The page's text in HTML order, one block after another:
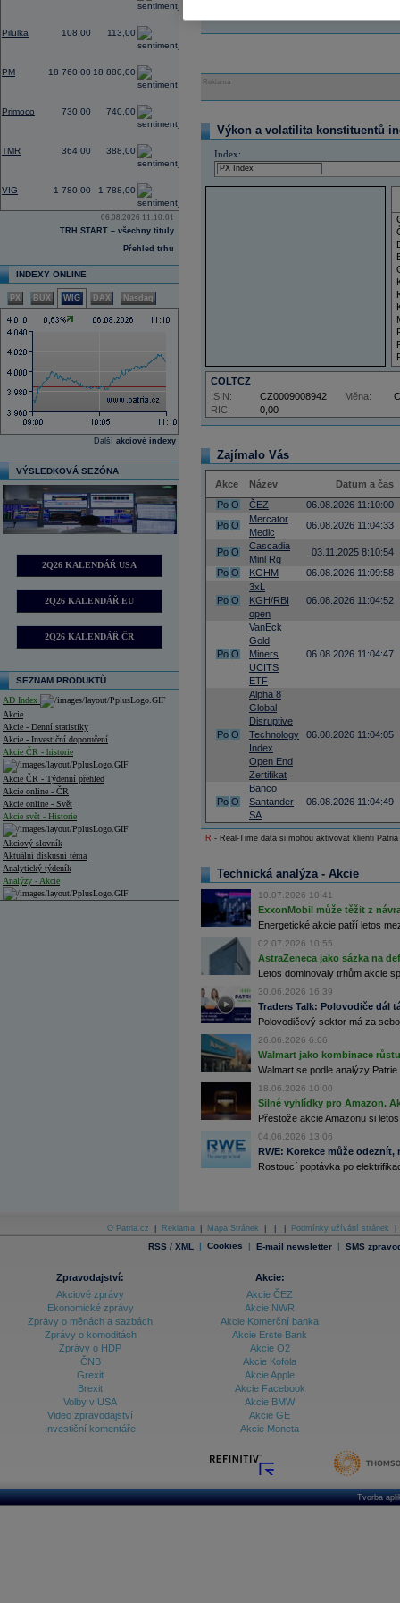
Pilulka 108,00 113,00
2,80
PM 18 760,00 18 880,00
Primoco 730,00 740,00
1,37
TMR 364,00 388,00
0,00
VIG 1 780,00 1 788,00
06.08.2026 11:10:01
TRH START – všechny tituly
Přehled trhu
INDEXY ONLINE
PX BUX WIG DAX Nasdaq
Další akciové indexy
VÝSLEDKOVÁ SEZÓNA
2Q26 KALENDÁŘ USA
2Q26 KALENDÁŘ EU
2Q26 KALENDÁŘ ČR
SEZNAM PRODUKTŮ
AD Index
Akcie
Akcie - Denní statistiky
Akcie - Investiční doporučení
Akcie ČR - historie
Akcie ČR - Týdenní přehled
Akcie online - ČR
Akcie online - Svět
Akcie svět - Historie
Akciový slovník
Aktuální diskusní téma
Analytický týdeník
Analýzy - Akcie
Cenový kalkulátor
Ceny průmyslových výrobců - Data a prognózy
Ceny průmyslových výrobců - Graf (ČR)
Ceny průmyslových výrobců - Kalendář (ČR)
Ceny průmyslových výrobců - Zpravodajství
Databanka - Ceny
Reklama
Výkon a volatilita konstituentů
Index:
COLTCZ
RIC: 0,00
ISIN: CZ0009008942 Měna:
Zajímalo Vás
Akce Název
Datum a čas
Po O ČEZ
06.08.2026 11:10:00
Po O
Mercator
Medic
06.08.2026 11:04:33
Po O
Cascadia
Minl Rg
03.11.2025 8:10:54
Po O KGHM 06.08.2026 11:09:58
Po O
3xL
KGH/RBI
open
06.08.2026 11:04:52
Po O
VanEck
Gold
Miners
UCITS
ETF
06.08.2026 11:04:47
Po O
Alpha 8
Global
Disruptive
Technology
Index
Open End
Zertifikat
06.08.2026 11:04:05
Po O
Banco
Santander
SA
06.08.2026 11:04:49
R - Real-Time data si mohou aktivovat klienti
Technická analýza - Akcie
10.07.2026 10:41
ExxonMobil může těžit z
Energetické akcie patří letos
02.07.2026 10:55
AstraZeneca jako sázka na
Letos dominovaly trhům akcie
30.06.2026 16:39
Traders Talk: Polovodiče dál
Polovodičový sektor má za
26.06.2026 6:06
Walmart jako kombinace
Walmart se podle analýzy
18.06.2026 10:00
Silné vyhlídky pro Amazon.
Přestože akcie Amazonu si
04.06.2026 13:06
RWE: Korekce může
Rostoucí poptávka po
O Patria.cz Reklama Mapa Stránek Podmínky užívání stránek
RSS / XML | Cookies | E-mail newsletter | SMS
Zpravodajství:
Akciové zprávy
Ekonomické zprávy
Zprávy o měnách a sazbách
Zprávy o komoditách
Zprávy o HDP
ČNB
Grexit
Brexit
Volby v USA
Video zpravodajství
Investiční komentáře
Akcie:
Akcie ČEZ
Akcie NWR
Akcie Komerční banka
Akcie Erste Bank
Akcie O2
Akcie Kofola
Akcie Apple
Akcie Facebook
Akcie BMW
Akcie GE
Akcie Moneta
Tvorba